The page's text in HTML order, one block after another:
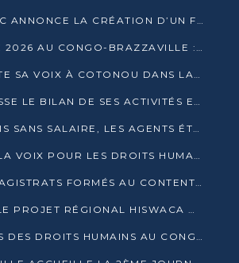
MÉDIAS : LE CSLC ANNONCE LA CRÉATION D’UN FONDS D’APPUI À LA PRESSE
PRESIDENTIELLE 2026 AU CONGO-BRAZZAVILLE : UN CASTING ÉLARGI
LE CONGO PORTE SA VOIX À COTONOU DANS LA LUTTE CONTRE LA TUBERCULOSE
LA SOPRIM DRESSE LE BILAN DE SES ACTIVITÉS ET FIXE DE NOUVELLES PRIORITÉS
DGMRFE : 16 MOIS SANS SALAIRE, LES AGENTS ÉTOUFFENT DANS LE SILENCE
LE SLAM ÉLÈVE LA VOIX POUR LES DROITS HUMAINS À BRAZZAVILLE
JUSTICE : DES MAGISTRATS FORMÉS AU CONTENTIEUX DE LA PROPRIÉTÉ INTELLECTUELLE
STATISTIQUES : LE PROJET RÉGIONAL HISWACA OFFICIELLEMENT LANCÉ AU CONGO
4182 VIOLATIONS DES DROITS HUMAINS AU CONGO EN 2025 SELON LE CAD